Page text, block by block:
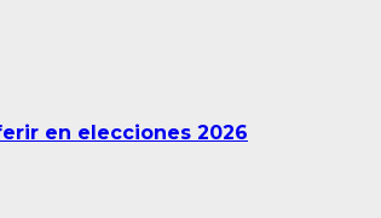
en elecciones 2026